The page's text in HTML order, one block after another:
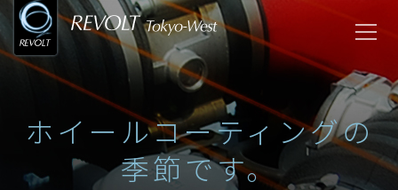
ホイールコーティングの
季節です。